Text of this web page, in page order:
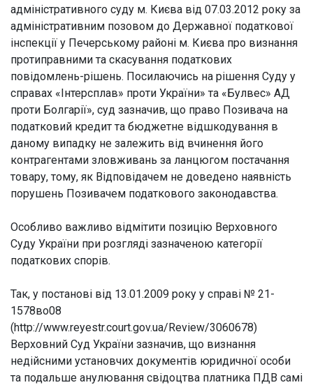
адміністративного суду м. Києва від 07.03.2012 року за
адміністративним позовом до Державної податкової
інспекції у Печерському районі м. Києва про визнання
протиправними та скасування податкових
повідомлень-рішень. Посилаючись на рішення Суду у
справах «Інтерсплав» проти України» та «Булвес» АД
проти Болгарії», суд зазначив, що право Позивача на
податковий кредит та бюджетне відшкодування в
даному випадку не залежить від вчинення його
контрагентами зловживань за ланцюгом постачання
товару, тому, як Відповідачем не доведено наявність
порушень Позивачем податкового законодавства.
Особливо важливо відмітити позицію Верховного
Суду України при розгляді зазначеною категорії
податкових спорів.
Так, у постанові від 13.01.2009 року у справі № 21-
1578во08
(http://www.reyestr.court.gov.ua/Review/3060678)
Верховний Суд України зазначив, що визнання
недійсними установчих документів юридичної особи
та подальше анулювання свідоцтва платника ПДВ самі